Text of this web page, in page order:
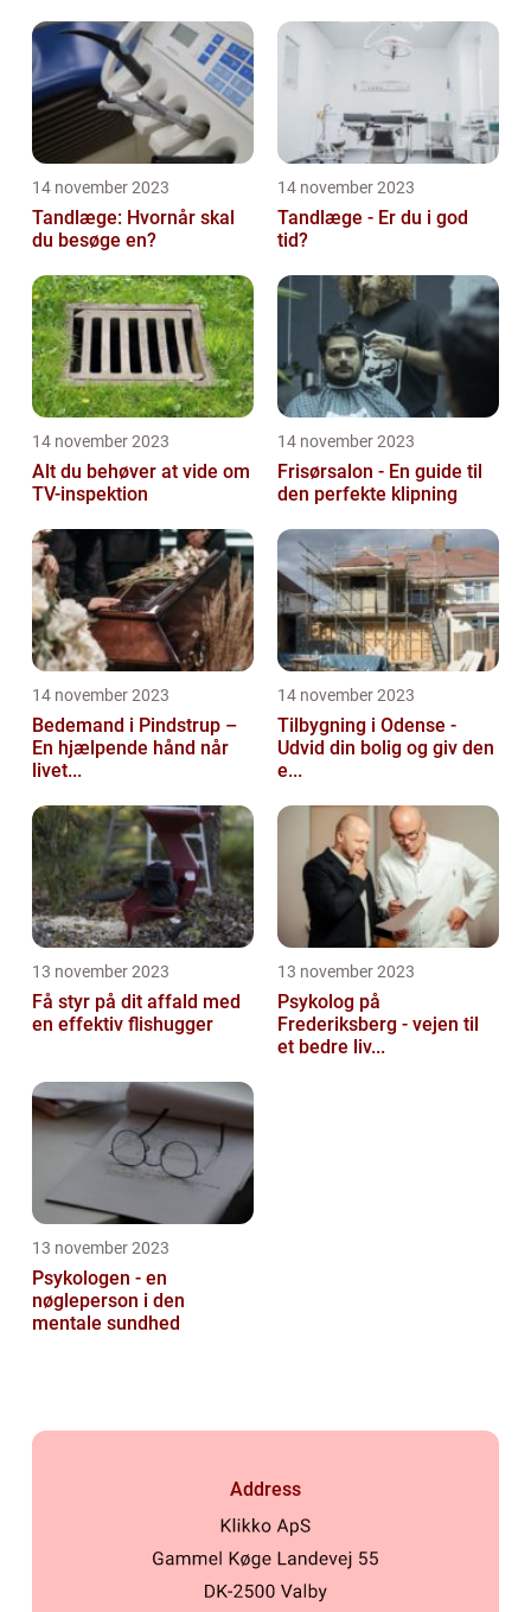
14 november 2023
Tandlæge: Hvornår skal
du besøge en?
14 november 2023
Tandlæge - Er du i god
tid?
14 november 2023
Alt du behøver at vide om
TV-inspektion
14 november 2023
Frisørsalon - En guide til
den perfekte klipning
14 november 2023
Bedemand i Pindstrup –
En hjælpende hånd når
livet...
14 november 2023
Tilbygning i Odense -
Udvid din bolig og giv den
e...
13 november 2023
Få styr på dit affald med
en effektiv flishugger
13 november 2023
Psykolog på
Frederiksberg - vejen til
et bedre liv...
13 november 2023
Psykologen - en
nøgleperson i den
mentale sundhed
Address